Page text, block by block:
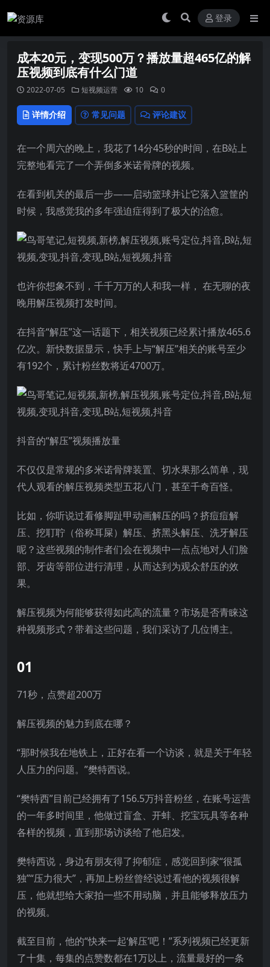
登录
成本20元，变现500万？播放量超465亿的解
压视频到底有什么门道
2022-07-05 短视频运营 10 0
详情介绍 常见问题 评论建议
在一个周六的晚上，我花了14分45秒的时间，在B站上
完整地看完了一个弄倒多米诺骨牌的视频。
在看到机关的最后一步——启动篮球并让它落入篮筐的
时候，我感觉我的多年强迫症得到了极大的治愈。
也许你想象不到，千千万万的人和我一样， 在无聊的夜
晚用解压视频打发时间。
在抖音“解压”这一话题下，相关视频已经累计播放465.6
亿次。新快数据显示，快手上与“解压”相关的账号至少
有192个，累计粉丝数将近4700万。
抖音的“解压”视频播放量
不仅仅是常规的多米诺骨牌装置、切水果那么简单，现
代人观看的解压视频类型五花八门，甚至千奇百怪。
比如，你听说过看修脚趾甲动画解压的吗？挤痘痘解
压、挖耵聍（俗称耳屎）解压、挤黑头解压、洗牙解压
呢？这些视频的制作者们会在视频中一点点地对人们脸
部、牙齿等部位进行清理，从而达到为观众舒压的效
果。
解压视频为何能够获得如此高的流量？市场是否青睐这
种视频形式？带着这些问题，我们采访了几位博主。
01
71秒，点赞超200万
解压视频的魅力到底在哪？
“那时候我在地铁上，正好在看一个访谈，就是关于年轻
人压力的问题。”樊特西说。
“樊特西”目前已经拥有了156.5万抖音粉丝，在账号运营
的一年多时间里，他做过盲盒、开蚌、挖宝玩具等各种
各样的视频，直到那场访谈给了他启发。
樊特西说，身边有朋友得了抑郁症，感觉回到家“很孤
独”“压力很大”，再加上粉丝曾经说过看他的视频很解
压，他就想给大家拍一些不用动脑，并且能够释放压力
的视频。
截至目前，他的“快来一起‘解压’吧！”系列视频已经更新
了十集，每集的点赞数都在1万以上，流量最好的一条